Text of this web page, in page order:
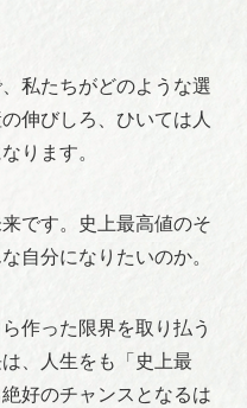
私たちがどのような選
伸びしろ、ひいては人
ります。
です。史上最高値のそ
自分になりたいのか。
作った限界を取り払う
、人生をも「史上最
好のチャンスとなるは